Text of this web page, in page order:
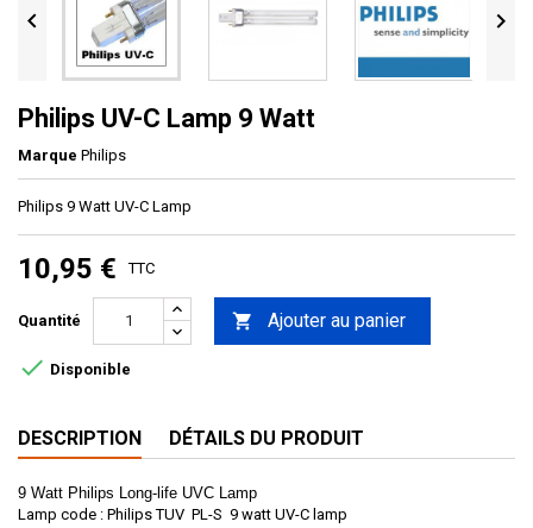
 
Philips UV-C Lamp 9 Watt
Marque Philips
Philips 9 Watt UV-C Lamp
10,95 € TTC
Quantité  Ajouter au panier
 Disponible
DESCRIPTION DÉTAILS DU PRODUIT
9 Watt Philips Long-life UVC Lamp
Lamp code : Philips TUV PL-S 9 watt UV-C lamp